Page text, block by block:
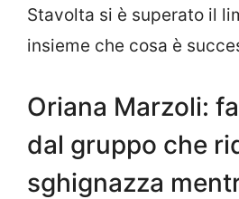
Stavolta si è superato il
insieme che cosa è
Oriana Marzoli:
dal gruppo che
sghignazza